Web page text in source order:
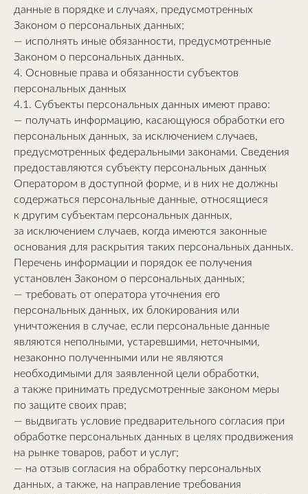
данные в порядке и случаях, предусмотренных
Законом о персональных данных;
— исполнять иные обязанности, предусмотренные
Законом о персональных данных.
4. Основные права и обязанности субъектов
персональных данных
4.1. Субъекты персональных данных имеют право:
— получать информацию, касающуюся обработки его
персональных данных, за исключением случаев,
предусмотренных федеральными законами. Сведения
предоставляются субъекту персональных данных
Оператором в доступной форме, и в них не должны
содержаться персональные данные, относящиеся
к другим субъектам персональных данных,
за исключением случаев, когда имеются законные
основания для раскрытия таких персональных данных.
Перечень информации и порядок ее получения
установлен Законом о персональных данных;
— требовать от оператора уточнения его
персональных данных, их блокирования или
уничтожения в случае, если персональные данные
являются неполными, устаревшими, неточными,
незаконно полученными или не являются
необходимыми для заявленной цели обработки,
а также принимать предусмотренные законом меры
по защите своих прав;
— выдвигать условие предварительного согласия при
обработке персональных данных в целях продвижения
на рынке товаров, работ и услуг;
— на отзыв согласия на обработку персональных
данных, а также, на направление требования